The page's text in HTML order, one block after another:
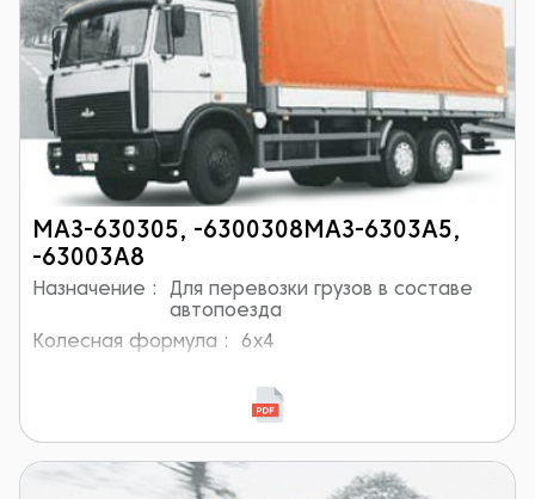
МАЗ-630305, -6300308МАЗ-6303А5,
-63003А8
Назначение :
Для перевозки грузов в составе
автопоезда
Колесная формула :
6x4